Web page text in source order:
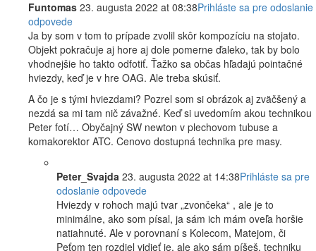
Funtomas 23. augusta 2022 at 08:38Prihláste sa pre odoslanie
odpovede
Ja by som v tom to prípade zvolil skôr kompozíciu na stojato.
Objekt pokračuje aj hore aj dole pomerne ďaleko, tak by bolo
vhodnejšie ho takto odfotiť. Ťažko sa občas hľadajú pointačné
hviezdy, keď je v hre OAG. Ale treba skúsiť.
A čo je s tými hviezdami? Pozrel som si obrázok aj zväčšený a
nezdá sa mi tam nič závažné. Keď si uvedomím akou technikou
Peter fotí… Obyčajný SW newton v plechovom tubuse a
komakorektor ATC. Cenovo dostupná technika pre masy.
Peter_Svajda 23. augusta 2022 at 14:38Prihláste sa pre
odoslanie odpovede
Hviezdy v rohoch majú tvar „zvončeka“ , ale je to
minimálne, ako som písal, ja sám ich mám oveľa horšie
natiahnuté. Ale v porovnaní s Kolecom, Matejom, či
Peťom ten rozdiel vidieť je, ale ako sám píšeš, techniku